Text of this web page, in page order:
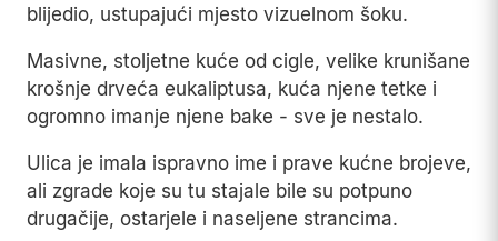
blijedio, ustupajući mjesto vizuelnom šoku.
Masivne, stoljetne kuće od cigle, velike krunišane
krošnje drveća eukaliptusa, kuća njene tetke i
ogromno imanje njene bake - sve je nestalo.
Ulica je imala ispravno ime i prave kućne brojeve,
ali zgrade koje su tu stajale bile su potpuno
drugačije, ostarjele i naseljene strancima.